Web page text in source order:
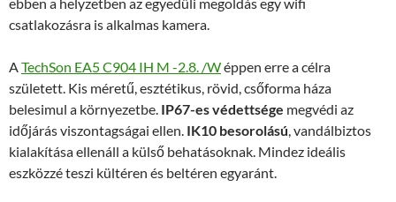
csatlakozásra is alkalmas kamera.
ATechSon EA5 C904 IH M -2.8. /Wéppen erre a célra
született. Kis méretű, esztétikus, rövid, csőforma háza
belesimul a környezetbe. IP67-es védettsége megvédi az
időjárás viszontagságai ellen. IK10 besorolású, vandálbiztos
kialakítása ellenáll a külső behatásoknak. Mindez ideális
eszközzé teszi kültéren és beltéren egyaránt.